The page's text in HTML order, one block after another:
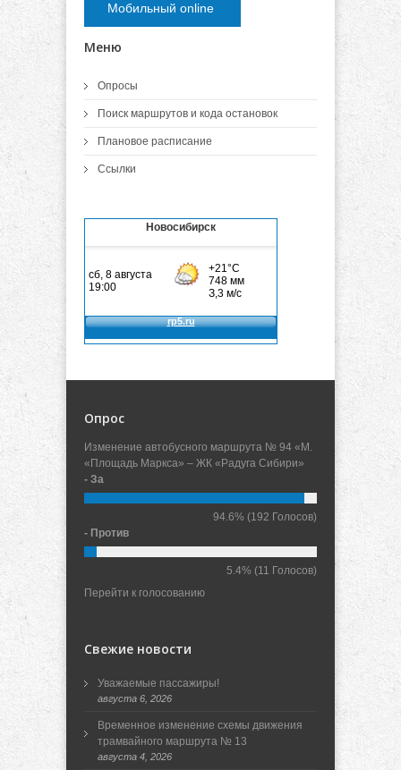
Мобильный online
Меню
Опросы
Поиск маршрутов и кода остановок
Плановое расписание
Ссылки
Новосибирск
Опрос
Изменение автобусного маршрута № 94 «М.
«Площадь Маркса» – ЖК «Радуга Сибири»
- За
94.6% (192 Голосов)
- Против
5.4% (11 Голосов)
Перейти к голосованию
Свежие новости
Уважаемые пассажиры!
августа 6, 2026
Временное изменение схемы движения
трамвайного маршрута № 13
августа 4, 2026